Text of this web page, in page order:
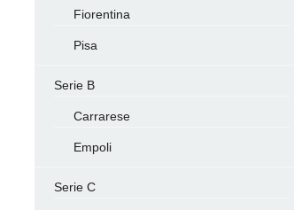
Fiorentina
Pisa
Serie B
Carrarese
Empoli
Serie C